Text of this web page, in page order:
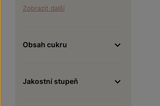
Zobrazit další
Obsah cukru
Jakostní stupeň